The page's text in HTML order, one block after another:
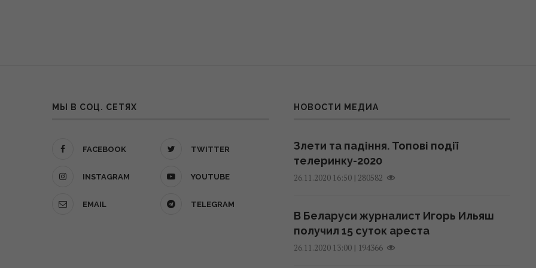
МЫ В СОЦ. СЕТЯХ
FACEBOOK TWITTER
INSTAGRAM YOUTUBE
EMAIL TELEGRAM
НОВОСТИ МЕДИА
Злети та падіння. Топові події
телеринку-2020
26.11.2020 16:50| 280582
В Беларуси журналист Игорь Ильяш
получил 15 суток ареста
26.11.2020 13:00| 194366